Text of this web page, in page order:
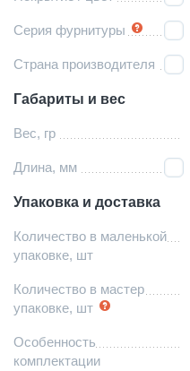
Серия фурнитуры
Страна производителя
Габариты и вес
Вес, гр
Длина, мм
Упаковка и доставка
Количество в маленькой
упаковке, шт
Количество в мастер
упаковке, шт
Особенность
комплектации